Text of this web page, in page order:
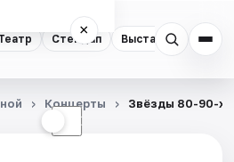
Стендап Выставки
×
☾
Концерты Звёзды 80-90-х